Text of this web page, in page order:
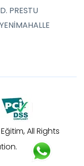
PRESTU
All Rights